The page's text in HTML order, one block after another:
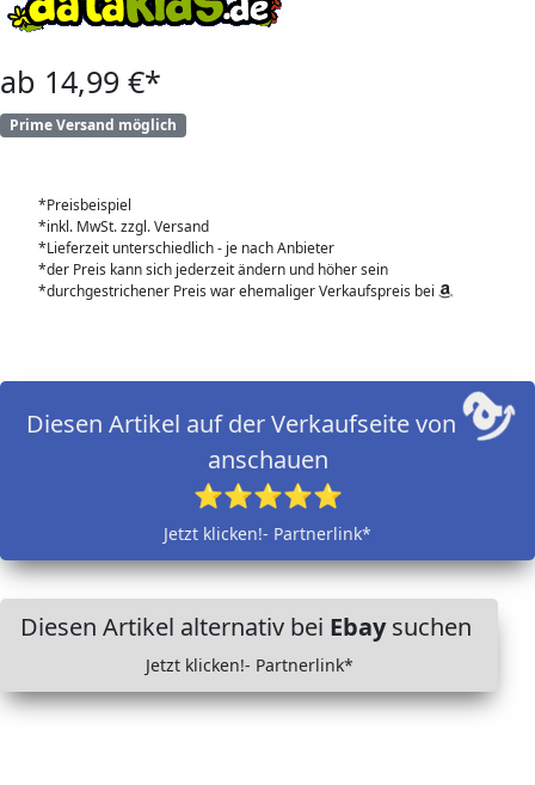
ab 14,99 €*
Prime Versand möglich
*Preisbeispiel
*inkl. MwSt. zzgl. Versand
*Lieferzeit unterschiedlich - je nach Anbieter
*der Preis kann sich jederzeit ändern und höher sein
*durchgestrichener Preis war ehemaliger Verkaufspreis bei
Diesen Artikel auf der Verkaufseite von
anschauen
⭐⭐⭐⭐⭐
Jetzt klicken!- Partnerlink*
Diesen Artikel alternativ bei Ebaysuchen
Jetzt klicken!- Partnerlink*